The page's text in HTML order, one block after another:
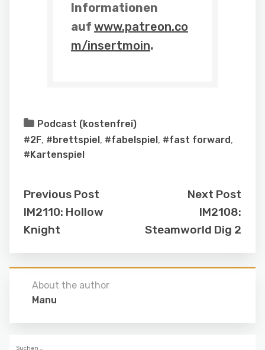
Informationen
auf www.patreon.co
m/insertmoin.
Podcast (kostenfrei)
#2F, #brettspiel, #fabelspiel, #fast forward,
#Kartenspiel
Previous Post
IM2110: Hollow
Knight
Next Post
IM2108:
Steamworld Dig 2
About the author
Manu